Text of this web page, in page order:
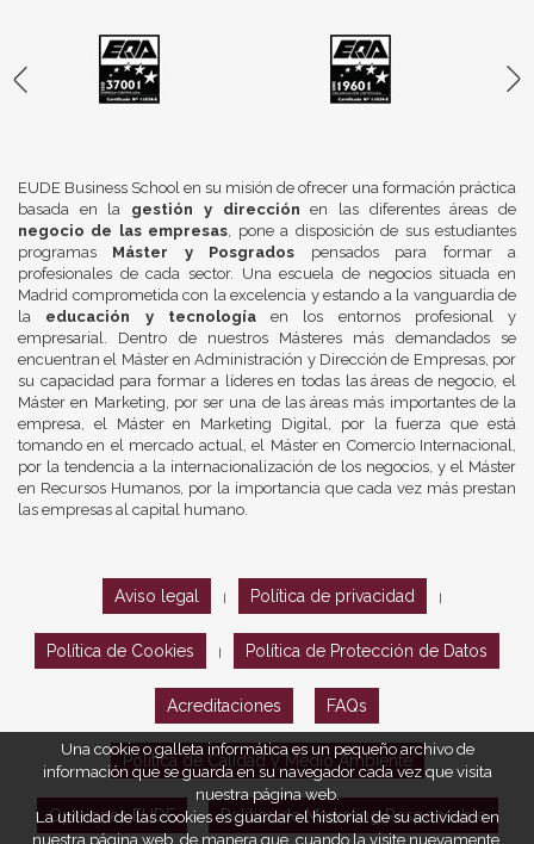
EUDE Business School en su misión de ofrecer una formación práctica
basada en la gestión y dirección en las diferentes áreas de
negocio de las empresas , pone a disposición de sus estudiantes
programas Máster y Posgrados pensados para formar a
profesionales de cada sector. Una escuela de negocios situada en
Madrid comprometida con la excelencia y estando a la vanguardia de
la educación y tecnologíaen los entornos profesional y
empresarial. Dentro de nuestros Másteres más demandados se
encuentran el Máster en Administración y Dirección de Empresas, por
su capacidad para formar a líderes en todas las áreas de negocio, el
Máster en Marketing, por ser una de las áreas más importantes de la
empresa, el Máster en Marketing Digital, por la fuerza que está
tomando en el mercado actual, el Máster en Comercio Internacional,
por la tendencia a la internacionalización de los negocios, y el Máster
en Recursos Humanos, por la importancia que cada vez más prestan
las empresas al capital humano.
Aviso legal Política de privacidad
Política de Cookies Política de Protección de Datos
Acreditaciones FAQs
Política de Calidad y Medio Ambiente
Opiniones EUDE Política de Marketing Responsable
Una cookie o galleta informática es un pequeño archivo de
información que se guarda en su navegador cada vez que visita
nuestra página web.
La utilidad de las cookies es guardar el historial de su actividad en
nuestra página web, de manera que, cuando la visite nuevamente,